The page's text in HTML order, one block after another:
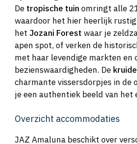
De tropische tuin omringt alle
waardoor het hier heerlijk rustig
het Jozani Forest waar je
apen spot, of verken de
met haar levendige markten en
bezienswaardigheden. De
charmante vissersdorpjes in de
je een authentiek beeld van het
Overzicht accommodaties
JAZ Amaluna beschikt over